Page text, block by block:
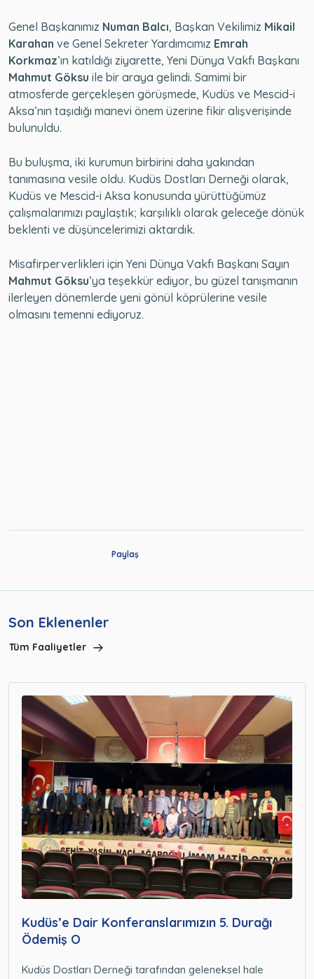
Genel Başkanımız Numan Balcı, Başkan Vekilimiz Mikail
Karahan ve Genel Sekreter Yardımcımız Emrah
Korkmaz’ın katıldığı ziyarette, Yeni Dünya Vakfı Başkanı
Mahmut Göksu ile bir araya gelindi. Samimi bir
atmosferde gerçekleşen görüşmede, Kudüs ve Mescid-i
Aksa’nın taşıdığı manevi önem üzerine fikir alışverişinde
bulunuldu.
Bu buluşma, iki kurumun birbirini daha yakından
tanımasına vesile oldu. Kudüs Dostları Derneği olarak,
Kudüs ve Mescid-i Aksa konusunda yürüttüğümüz
çalışmalarımızı paylaştık; karşılıklı olarak geleceğe dönük
beklenti ve düşüncelerimizi aktardık.
Misafirperverlikleri için Yeni Dünya Vakfı Başkanı Sayın
Mahmut Göksu’ya teşekkür ediyor, bu güzel tanışmanın
ilerleyen dönemlerde yeni gönül köprülerine vesile
olmasını temenni ediyoruz.
Paylaş
Son Eklenenler
Tüm Faaliyetler
Kudüs’e Dair Konferanslarımızın 5. Durağı
Ödemiş O
Kudüs Dostları Derneği tarafından geleneksel hale